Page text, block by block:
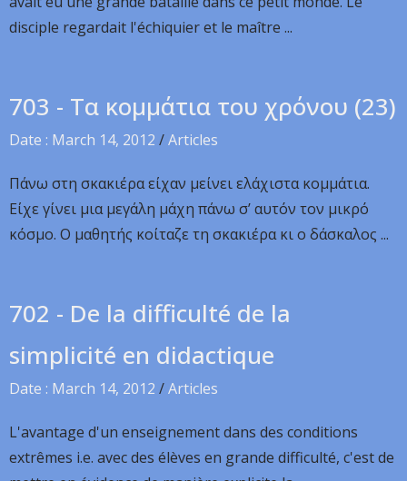
disciple regardait l'échiquier et le maître ...
703 - Τα κομμάτια του χρόνου (23)
Date : March 14, 2012 /Articles
Πάνω στη σκακιέρα είχαν μείνει ελάχιστα κομμάτια.
Είχε γίνει μια μεγάλη μάχη πάνω σ’ αυτόν τον μικρό
κόσμο. Ο μαθητής κοίταζε τη σκακιέρα κι ο δάσκαλος ...
702 - De la difficulté de la
simplicité en didactique
Date : March 14, 2012 /Articles
L'avantage d'un enseignement dans des conditions
extrêmes i.e. avec des élèves en grande difficulté, c'est de